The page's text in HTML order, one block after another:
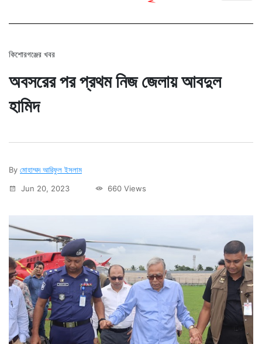
কিশোরগঞ্জের খবর
অবসরের পর প্রথম নিজ জেলায় আবদুল
হামিদ
By মোহাম্মদ আরিফুল ইসলাম
Jun 20, 2023
660 Views